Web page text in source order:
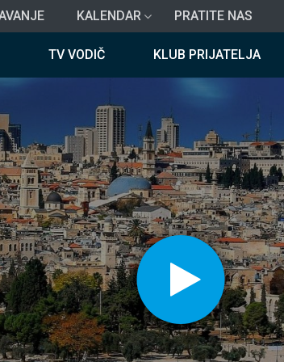
KALENDAR PRATITE NAS
TV VODIČ KLUB PRIJATELJA